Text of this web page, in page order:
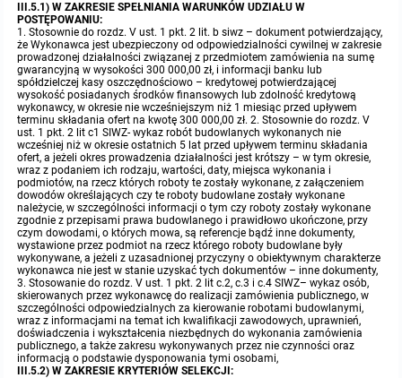
III.5.1) W ZAKRESIE SPEŁNIANIA WARUNKÓW UDZIAŁU W
POSTĘPOWANIU:
1. Stosownie do rozdz. V ust. 1 pkt. 2 lit. b siwz – dokument potwierdzający,
że Wykonawca jest ubezpieczony od odpowiedzialności cywilnej w zakresie
prowadzonej działalności związanej z przedmiotem zamówienia na sumę
gwarancyjną w wysokości 300 000,00 zł, i informacji banku lub
spółdzielczej kasy oszczędnościowo – kredytowej potwierdzającej
wysokość posiadanych środków finansowych lub zdolność kredytową
wykonawcy, w okresie nie wcześniejszym niż 1 miesiąc przed upływem
terminu składania ofert na kwotę 300 000,00 zł. 2. Stosownie do rozdz. V
ust. 1 pkt. 2 lit c1 SIWZ- wykaz robót budowlanych wykonanych nie
wcześniej niż w okresie ostatnich 5 lat przed upływem terminu składania
ofert, a jeżeli okres prowadzenia działalności jest krótszy – w tym okresie,
wraz z podaniem ich rodzaju, wartości, daty, miejsca wykonania i
podmiotów, na rzecz których roboty te zostały wykonane, z załączeniem
dowodów określających czy te roboty budowlane zostały wykonane
należycie, w szczególności informacji o tym czy roboty zostały wykonane
zgodnie z przepisami prawa budowlanego i prawidłowo ukończone, przy
czym dowodami, o których mowa, są referencje bądź inne dokumenty,
wystawione przez podmiot na rzecz którego roboty budowlane były
wykonywane, a jeżeli z uzasadnionej przyczyny o obiektywnym charakterze
wykonawca nie jest w stanie uzyskać tych dokumentów – inne dokumenty,
3. Stosowanie do rozdz. V ust. 1 pkt. 2 lit c.2, c.3 i c.4 SIWZ– wykaz osób,
skierowanych przez wykonawcę do realizacji zamówienia publicznego, w
szczególności odpowiedzialnych za kierowanie robotami budowlanymi,
wraz z informacjami na temat ich kwalifikacji zawodowych, uprawnień,
doświadczenia i wykształcenia niezbędnych do wykonania zamówienia
publicznego, a także zakresu wykonywanych przez nie czynności oraz
informacją o podstawie dysponowania tymi osobami,
III.5.2) W ZAKRESIE KRYTERIÓW SELEKCJI: